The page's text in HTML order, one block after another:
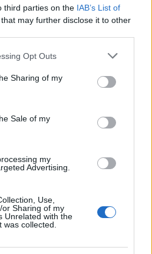
third parties on the IAB’s List of
that may further disclose it to other
app uses one or more Google
behaviour. You may click to
and its third-party tags to
purposes in below Google
Opt Outs
Sharing of my
Sale of my
my
Advertising.
Use,
Sharing of my
Unrelated with the
collected.
a Burano dove annotò profili di
quell’episodio divenne
della sua rubrica su vini e
spinge racconti sensoriali
di sommelier e